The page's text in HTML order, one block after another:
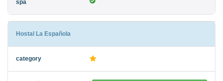
Hostal La Española